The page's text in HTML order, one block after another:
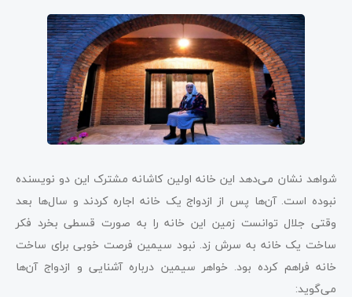
شواهد نشان می‌دهد این خانه اولین کاشانه مشترک این دو نویسنده
نبوده است. آن‌ها پس از ازدواج یک خانه اجاره کردند و سال‌ها بعد
وقتی جلال توانست زمین این خانه را به صورت قسطی بخرد فکر
ساخت یک خانه به سرش زد. نبود سیمین فرصت خوبی برای ساخت
خانه فراهم کرده بود. خواهر سیمین درباره آشنایی و ازدواج آن‌ها
می‌گوید: